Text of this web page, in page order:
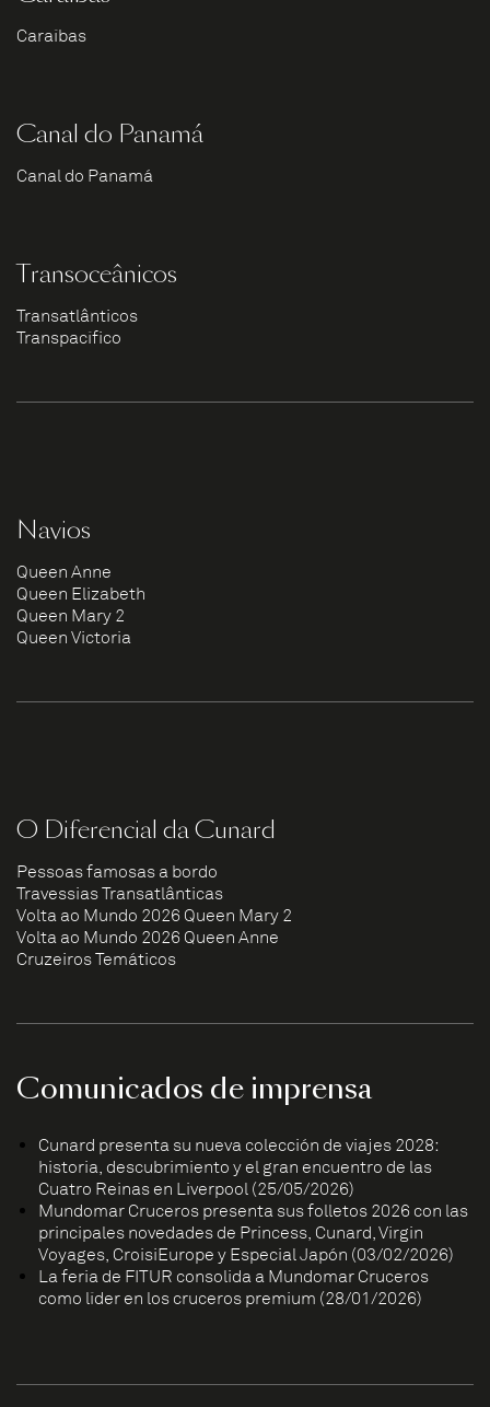
Caraíbas
Canal do Panamá
Canal do Panamá
Transoceânicos
Transatlânticos
Transpacífico
Navios
Queen Anne
Queen Elizabeth
Queen Mary 2
Queen Victoria
O Diferencial da Cunard
Pessoas famosas a bordo
Travessias Transatlânticas
Volta ao Mundo 2026 Queen Mary 2
Volta ao Mundo 2026 Queen Anne
Cruzeiros Temáticos
Comunicados de imprensa
Cunard presenta su nueva colección de viajes 2028:
historia, descubrimiento y el gran encuentro de las
Cuatro Reinas en Liverpool (25/05/2026)
Mundomar Cruceros presenta sus folletos 2026 con las
principales novedades de Princess, Cunard, Virgin
Voyages, CroisiEurope y Especial Japón (03/02/2026)
La feria de FITUR consolida a Mundomar Cruceros
como líder en los cruceros premium (28/01/2026)